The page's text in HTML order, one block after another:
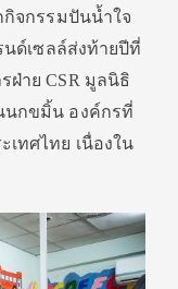
กิจกรรมปันน้ำใจ
นด์เซลล์ส่งท้ายปีที่
ฝ่าย CSR มูลนิธิ
นกขมิ้น องค์กรที่
เทศไทย เนื่องใน